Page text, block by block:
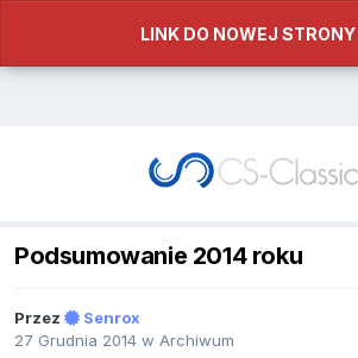
LINK DO NOWEJ STRONY
Podsumowanie 2014 roku
Przez
Senrox
27 Grudnia 2014 w Archiwum